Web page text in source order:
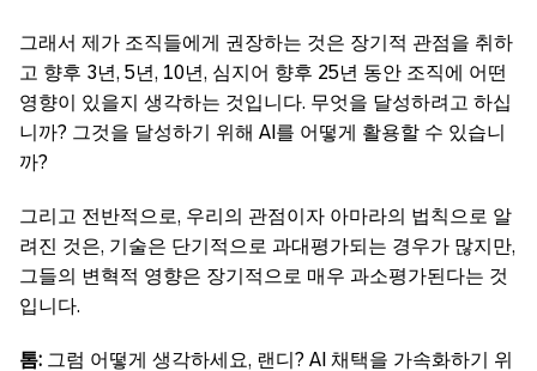
그래서 제가 조직들에게 권장하는 것은 장기적 관점을 취하
고 향후 3년, 5년, 10년, 심지어 향후 25년 동안 조직에 어떤
영향이 있을지 생각하는 것입니다. 무엇을 달성하려고 하십
니까? 그것을 달성하기 위해 AI를 어떻게 활용할 수 있습니
까?
그리고 전반적으로, 우리의 관점이자 아마라의 법칙으로 알
려진 것은, 기술은 단기적으로 과대평가되는 경우가 많지만,
그들의 변혁적 영향은 장기적으로 매우 과소평가된다는 것
입니다.
톰: 그럼 어떻게 생각하세요, 랜디? AI 채택을 가속화하기 위